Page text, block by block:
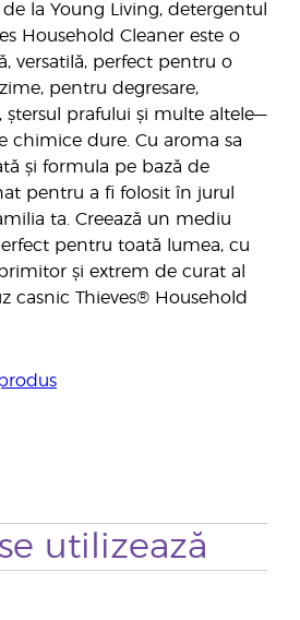
la Young Living, detergentul
Household Cleaner este o
versatilă, perfect pentru o
pentru degresare,
ștersul prafului și multe altele—
chimice dure. Cu aroma sa
și formula pe bază de
pentru a fi folosit în jurul
ta. Creează un mediu
pentru toată lumea, cu
și extrem de curat al
casnic Thieves® Household
utilizează